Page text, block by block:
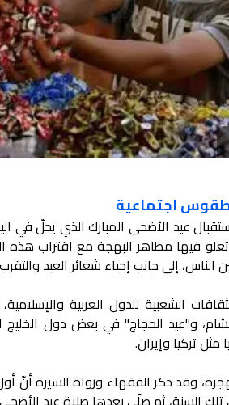
اجتماعية
عيد الأضحى المبارك الذي يحلّ في
فيها مظاهر البهجة مع اقتراب هذه
الناس، إلى جانب إحياء شعائر العيد
الشعبية للدول العربية والإسلامية،
و"عيد الحجاج" في بعض دول الخليج
تركيا وإيران.
وقد ذكر الفقهاء ورواة السيرة أنّ